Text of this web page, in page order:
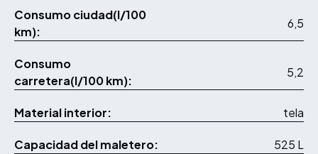
Consumo ciudad(l/100
km):
6,5
Consumo
carretera(l/100 km):
5,2
Material interior: tela
Capacidad del maletero: 525 L